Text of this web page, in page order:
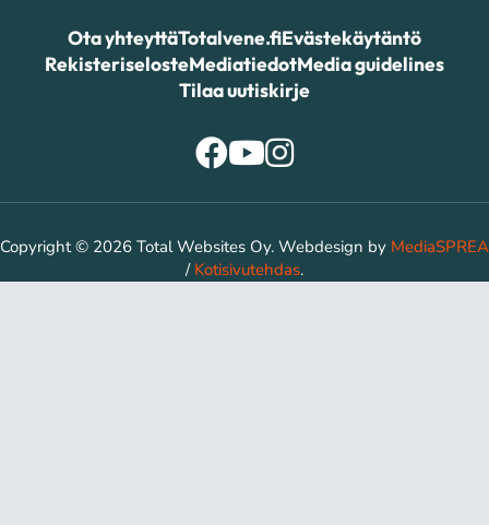
Ota yhteyttäTotalvene.fiEvästekäytäntö
RekisteriselosteMediatiedotMedia guidelines
Tilaa uutiskirje
Copyright © 2026 Total Websites Oy. Webdesign by MediaSPREA
/ Kotisivutehdas.